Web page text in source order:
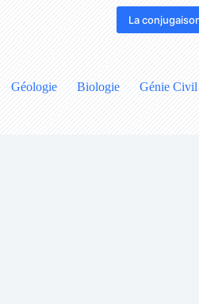
La
Géologie Biologie Génie Civil